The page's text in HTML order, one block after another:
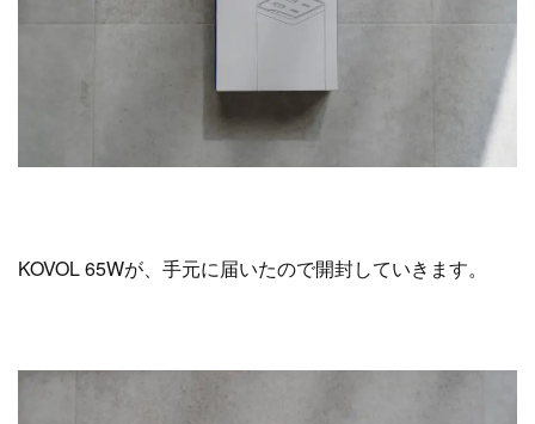
KOVOL 65Wが、手元に届いたので開封していきます。